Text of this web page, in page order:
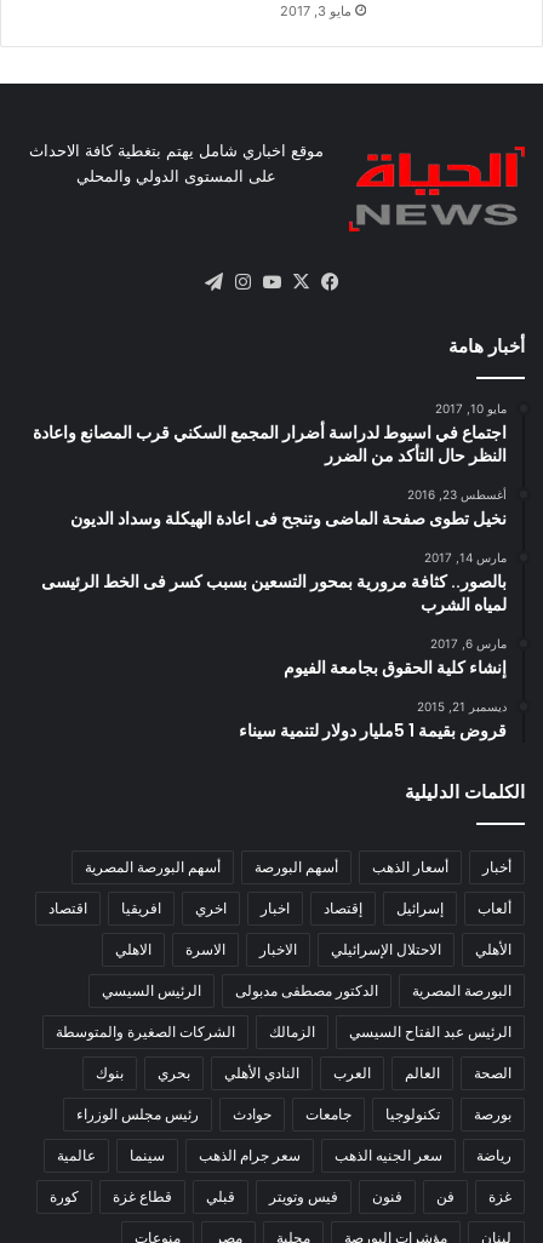
مايو 3, 2017
موقع اخباري شامل يهتم بتغطية كافة الاحداث
على المستوى الدولي والمحلي
فيسبوك
X يوتيوبانستقرام
أخبار هامة
مايو 10, 2017
اجتماع في اسيوط لدراسة أضرار المجمع السكني قرب المصانع واعادة
النظر حال التأكد من الضرر
أغسطس 23, 2016
نخيل تطوى صفحة الماضى وتنجح فى اعادة الهيكلة وسداد الديون
مارس 14, 2017
بالصور.. كثافة مرورية بمحور التسعين بسبب كسر فى الخط الرئيسى
لمياه الشرب
مارس 6, 2017
إنشاء كلية الحقوق بجامعة الفيوم
ديسمبر 21, 2015
قروض بقيمة 1 5مليار دولار لتنمية سيناء
الكلمات الدليلية
أخبار أسعار الذهب أسهم البورصة أسهم البورصة المصرية
ألعاب إسرائيل إقتصاد اخبار اخري افريقيا اقتصاد
الأهلي الاحتلال الإسرائيلي الاخبار الاسرة الاهلي
البورصة المصرية الدكتور مصطفى مدبولى الرئيس السيسي
الرئيس عبد الفتاح السيسي الزمالك الشركات الصغيرة والمتوسطة
الصحة العالم العرب النادي الأهلي بحري بنوك
بورصة تكنولوجيا جامعات حوادث رئيس مجلس الوزراء
رياضة سعر الجنيه الذهب سعر جرام الذهب سينما عالمية
غزة فن فنون فيس وتويتر قبلي قطاع غزة كورة
لبنان مؤشرات البورصة محلية مصر منوعات